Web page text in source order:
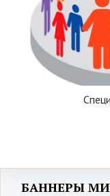
БАННЕРЫ